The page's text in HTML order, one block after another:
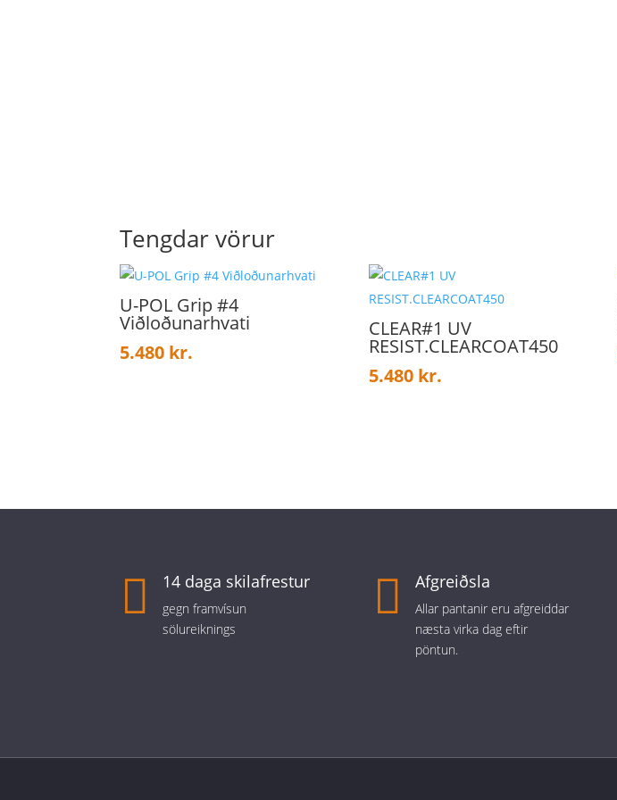
Tengdar vörur
U-POL Grip #4
Viðloðunarhvati
5.480 kr.
CLEAR#1 UV
RESIST.CLEARCOAT450
5.480 kr.
 14 daga skilafrestur
gegn framvísun
sölureiknings
 Afgreiðsla
Allar pantanir eru afgreiddar
næsta virka dag eftir
pöntun.